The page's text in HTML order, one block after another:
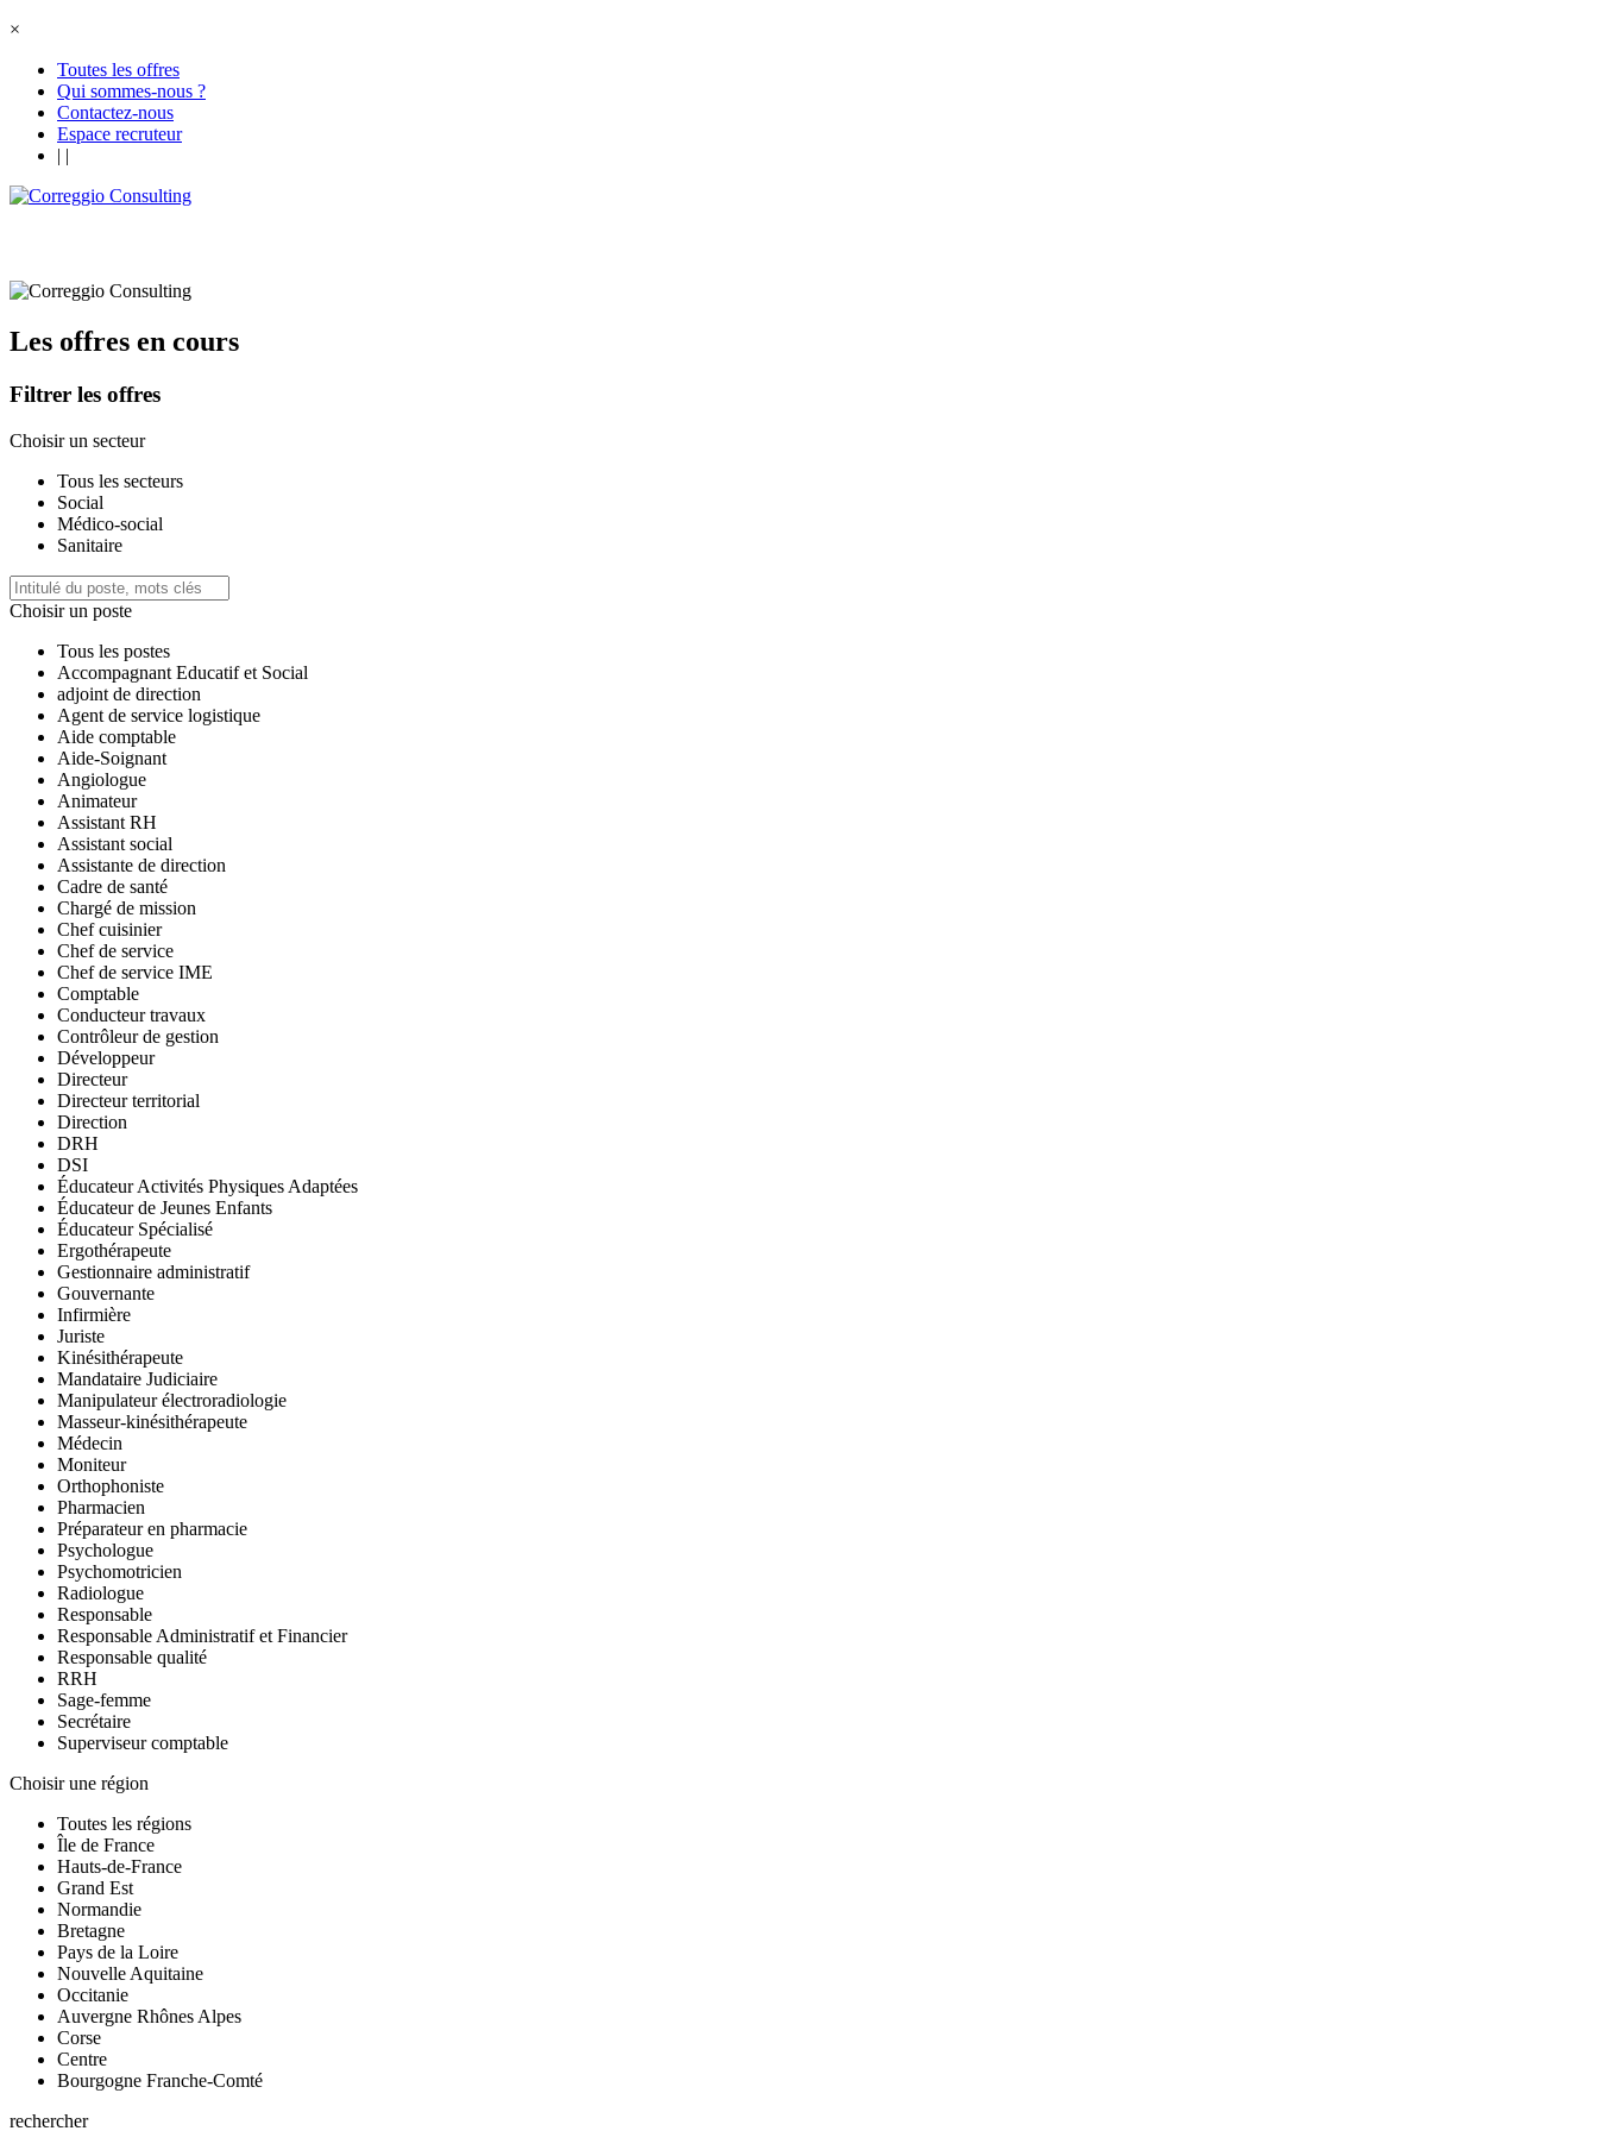
×
Toutes les offres
Qui sommes-nous ?
Contactez-nous
Espace recruteur
| |
Les offres en cours
Filtrer les offres
Choisir un secteur
Tous les secteurs
Social
Médico-social
Sanitaire
Choisir un poste
Tous les postes
Accompagnant Educatif et Social
adjoint de direction
Agent de service logistique
Aide comptable
Aide-Soignant
Angiologue
Animateur
Assistant RH
Assistant social
Assistante de direction
Cadre de santé
Chargé de mission
Chef cuisinier
Chef de service
Chef de service IME
Comptable
Conducteur travaux
Contrôleur de gestion
Développeur
Directeur
Directeur territorial
Direction
DRH
DSI
Éducateur Activités Physiques Adaptées
Éducateur de Jeunes Enfants
Éducateur Spécialisé
Ergothérapeute
Gestionnaire administratif
Gouvernante
Infirmière
Juriste
Kinésithérapeute
Mandataire Judiciaire
Manipulateur électroradiologie
Masseur-kinésithérapeute
Médecin
Moniteur
Orthophoniste
Pharmacien
Préparateur en pharmacie
Psychologue
Psychomotricien
Radiologue
Responsable
Responsable Administratif et Financier
Responsable qualité
RRH
Sage-femme
Secrétaire
Superviseur comptable
Choisir une région
Toutes les régions
Île de France
Hauts-de-France
Grand Est
Normandie
Bretagne
Pays de la Loire
Nouvelle Aquitaine
Occitanie
Auvergne Rhônes Alpes
Corse
Centre
Bourgogne Franche-Comté
rechercher